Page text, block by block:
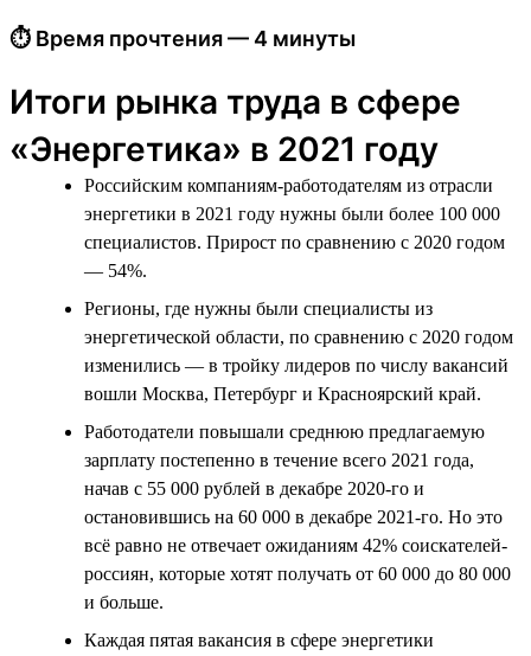
⏱ Время прочтения — 4 минуты
Итоги рынка труда в сфере
«Энергетика» в 2021 году
Российским компаниям-работодателям из отрасли
энергетики в 2021 году нужны были более 100 000
специалистов. Прирост по сравнению с 2020 годом
— 54%.
Регионы, где нужны были специалисты из
энергетической области, по сравнению с 2020 годом
изменились — в тройку лидеров по числу вакансий
вошли Москва, Петербург и Красноярский край.
Работодатели повышали среднюю предлагаемую
зарплату постепенно в течение всего 2021 года,
начав с 55 000 рублей в декабре 2020-го и
остановившись на 60 000 в декабре 2021-го. Но это
всё равно не отвечает ожиданиям 42% соискателей-
россиян, которые хотят получать от 60 000 до 80 000
и больше.
Каждая пятая вакансия в сфере энергетики